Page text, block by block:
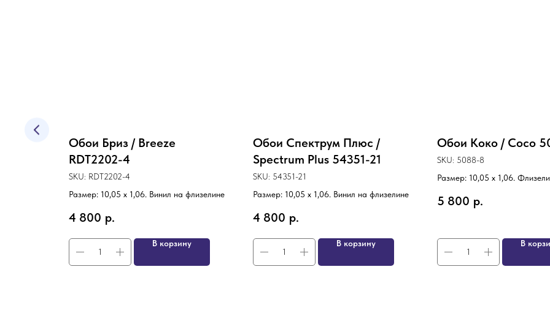
Обои Бриз / Breeze
RDT2202-4
SKU: RDT2202-4
Размер: 10,05 х 1,06. Винил на флизелине
4 800 р.
В корзину
Обои Спектрум Плюс /
Spectrum Plus 54351-21
SKU: 54351-21
Размер: 10,05 х 1,06. Винил на флизелине
4 800 р.
В корзину
Обои Коко / Coco
SKU: 5088-8
Размер: 10,05 х 1,06.
5 800 р.
В